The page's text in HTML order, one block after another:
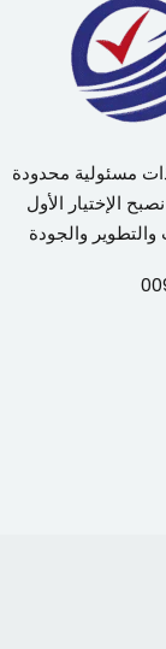
مسئولية محدودة
أن نصبح الإختيار الأول
والتطوير والجودة